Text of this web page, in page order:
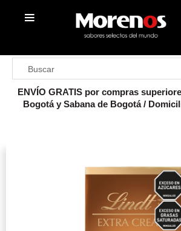
ENVÍO GRATIS por compras
Bogotá y Sabana de Bogotá /